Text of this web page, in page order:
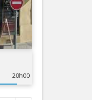
20h00